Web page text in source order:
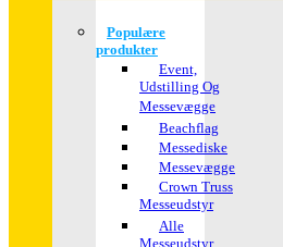
Populære
produkter
Event,
Udstilling Og
Messevægge
Beachflag
Messediske
Messevægge
Crown Truss
Messeudstyr
Alle